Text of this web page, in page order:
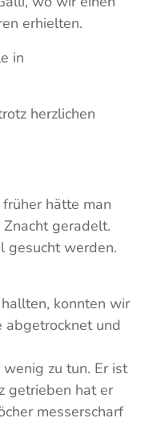
erhielten.
in
herzlichen
hätte man
geradelt.
gesucht werden.
konnten wir
abgetrocknet und
zu tun. Er ist
getrieben hat er
messerscharf